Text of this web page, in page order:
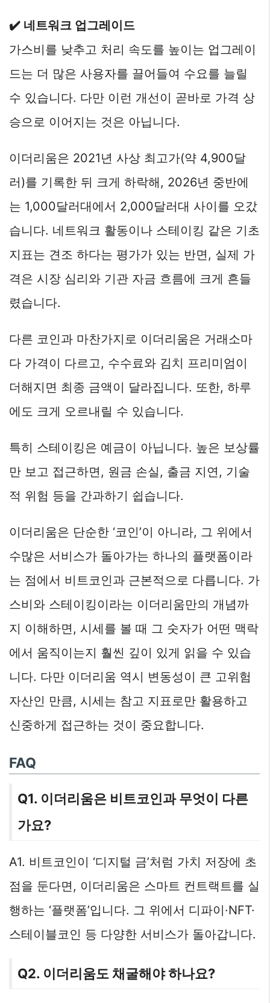
✔️ 네트워크 업그레이드
가스비를 낮추고 처리 속도를 높이는 업그레이
드는 더 많은 사용자를 끌어들여 수요를 늘릴
수 있습니다. 다만 이런 개선이 곧바로 가격 상
승으로 이어지는 것은 아닙니다.
이더리움은 2021년 사상 최고가(약 4,900달
러)를 기록한 뒤 크게 하락해, 2026년 중반에
는 1,000달러대에서 2,000달러대 사이를 오갔
습니다. 네트워크 활동이나 스테이킹 같은 기초
지표는 견조 하다는 평가가 있는 반면, 실제 가
격은 시장 심리와 기관 자금 흐름에 크게 흔들
렸습니다.
다른 코인과 마찬가지로 이더리움은 거래소마
다 가격이 다르고, 수수료와 김치 프리미엄이
더해지면 최종 금액이 달라집니다. 또한, 하루
에도 크게 오르내릴 수 있습니다.
특히 스테이킹은 예금이 아닙니다. 높은 보상률
만 보고 접근하면, 원금 손실, 출금 지연, 기술
적 위험 등을 간과하기 쉽습니다.
이더리움은 단순한 ‘코인’이 아니라, 그 위에서
수많은 서비스가 돌아가는 하나의 플랫폼이라
는 점에서 비트코인과 근본적으로 다릅니다. 가
스비와 스테이킹이라는 이더리움만의 개념까
지 이해하면, 시세를 볼 때 그 숫자가 어떤 맥락
에서 움직이는지 훨씬 깊이 있게 읽을 수 있습
니다. 다만 이더리움 역시 변동성이 큰 고위험
자산인 만큼, 시세는 참고 지표로만 활용하고
신중하게 접근하는 것이 중요합니다.
FAQ
Q1. 이더리움은 비트코인과 무엇이 다른
가요?
A1. 비트코인이 ‘디지털 금’처럼 가치 저장에 초
점을 둔다면, 이더리움은 스마트 컨트랙트를 실
행하는 ‘플랫폼’입니다. 그 위에서 디파이·NFT·
스테이블코인 등 다양한 서비스가 돌아갑니다.
Q2. 이더리움도 채굴해야 하나요?